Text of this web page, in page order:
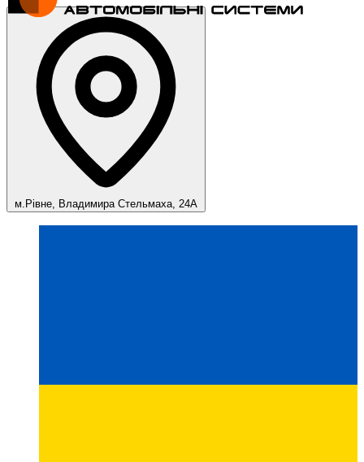
м.Рівне, Владимира Стельмаха, 24А